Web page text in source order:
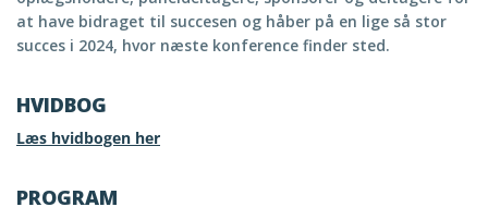
at have bidraget til succesen og håber på en lige så stor
succes i 2024, hvor næste konference finder sted.
HVIDBOG
Læs hvidbogen her
PROGRAM